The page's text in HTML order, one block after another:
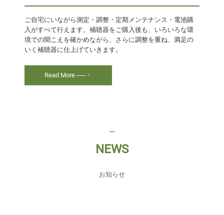
ご自宅にいながら測定・調整・定期メンテナンス・電池購
入がすべて行えます。補聴器をご購入後も、いろいろな環
境での聞こえを確かめながら、さらに調整を重ね、満足の
いく補聴器に仕上げていきます。
Read More ──・
ー
NEWS
お知らせ